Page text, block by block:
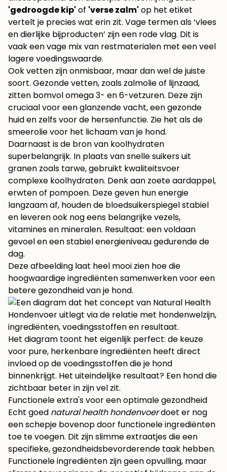
'gedroogde kip' of 'verse zalm' op het etiket
vertelt je precies wat erin zit. Vage termen als ‘vlees
en dierlijke bijproducten’ zijn een rode vlag. Dit is
vaak een vage mix van restmaterialen met een veel
lagere voedingswaarde.
Ook vetten zijn onmisbaar, maar dan wel de juiste
soort. Gezonde vetten, zoals zalmolie of lijnzaad,
zitten bomvol omega 3- en 6-vetzuren. Deze zijn
cruciaal voor een glanzende vacht, een gezonde
huid en zelfs voor de hersenfunctie. Zie het als de
smeerolie voor het lichaam van je hond.
Daarnaast is de bron van koolhydraten
superbelangrijk. In plaats van snelle suikers uit
granen zoals tarwe, gebruikt kwaliteitsvoer
complexe koolhydraten. Denk aan zoete aardappel,
erwten of pompoen. Deze geven hun energie
langzaam af, houden de bloedsuikerspiegel stabiel
en leveren ook nog eens belangrijke vezels,
vitamines en mineralen. Resultaat: een voldaan
gevoel en een stabiel energieniveau gedurende de
dag.
Deze afbeelding laat heel mooi zien hoe die
hoogwaardige ingrediënten samenwerken voor een
betere gezondheid van je hond.
Het diagram toont het eigenlijk perfect: de keuze
voor pure, herkenbare ingrediënten heeft direct
invloed op de voedingsstoffen die je hond
binnenkrijgt. Het uiteindelijke resultaat? Een hond die
zichtbaar beter in zijn vel zit.
Functionele extra's voor een optimale gezondheid
Echt goed natural health hondenvoerdoet er nog
een schepje bovenop door functionele ingrediënten
toe te voegen. Dit zijn slimme extraatjes die een
specifieke, gezondheidsbevorderende taak hebben.
Functionele ingrediënten zijn geen opvulling, maar